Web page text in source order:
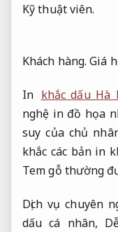
Kỹ thuật viên.
Khách hàng. Giá
In khắc dấu
nghệ in đồ họa
suy của chủ
khắc các bản in
Tem gỗ thường
Dịch vụ chuyên
dấu cá nhân,